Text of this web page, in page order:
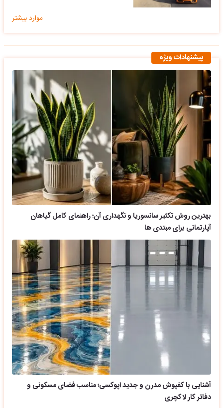
موارد بیشتر
پیشنهادات ویژه
بهترین روش تکثیر سانسوریا و نگهداری آن؛ راهنمای کامل گیاهان
آپارتمانی برای مبتدی ها
آشنایی با کفپوش مدرن و جدید اپوکسی؛ مناسب فضای مسکونی و
دفاتر کار لاکچری